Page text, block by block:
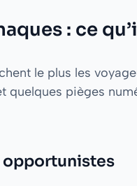
: ce
le plus les
pièges
opportunistes